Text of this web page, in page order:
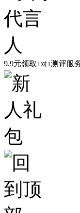
9.9元领取 1对1测评服